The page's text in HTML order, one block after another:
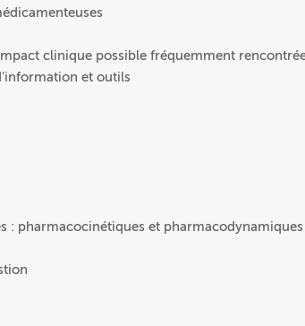
clinique possible fréquemment
et outils
: pharmacocinétiques et pharmacodynamiques